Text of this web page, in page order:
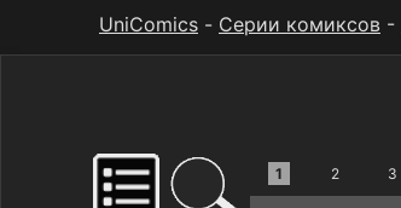
UniComics - Серии комиксов -
1 2 3